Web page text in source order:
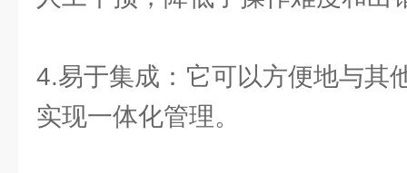
4.易于集成：它可以方便地与其
实现一体化管理。